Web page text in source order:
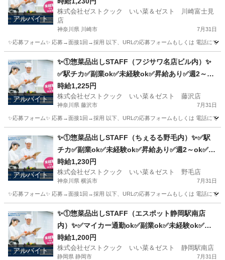
アルバイト
株式会社ゼストクック いい菜＆ゼスト 川崎富士見
店
神奈川県 川崎市 7月31日
✨応募フォーム✨ 応募→面接1回→採用 以下、URLの応募フォームもしくは 電話にて
キッチン
アルバイト
✨①惣菜品出しSTAFF（フジサワ名店ビル内）✨
✅駅チカ✅副業ok✅未経験ok✅昇給あり✅週2～ok
✅扶養内ok
時給1,225円
株式会社ゼストクック いい菜＆ゼスト 藤沢店
神奈川県 藤沢市 7月31日
✨応募フォーム✨ 応募→面接1回→採用 以下、URLの応募フォームもしくは 電話にて
キッチン
アルバイト
✨①惣菜品出しSTAFF（ちぇるる野毛内）✨✅駅
チカ✅副業ok✅未経験ok✅昇給あり✅週2～ok✅扶
養内ok
時給1,230円
株式会社ゼストクック いい菜＆ゼスト 野毛店
神奈川県 横浜市 7月31日
✨応募フォーム✨ 応募→面接1回→採用 以下、URLの応募フォームもしくは 電話にて
キッチン
アルバイト
✨①惣菜品出しSTAFF（エスポット静岡駅南店
内）✨✅マイカー通勤ok✅副業ok✅未経験ok✅扶
養内ok✅週2～ok
時給1,200円
株式会社ゼストクック いい菜＆ゼスト 静岡駅南店
静岡県 静岡市 7月31日